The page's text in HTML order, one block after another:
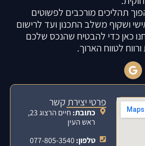
תהליכים מורכבים לפשוטים
ושקוף משלב התכנון ועד לרישום
כאן כדי להבטיח שהנכס שלכם
ורווח לטווח הארוך.
פרטי יצירת קשר
כתובת:
חיים הרצוג 23,
ראש העין
טלפון:077-805-3540